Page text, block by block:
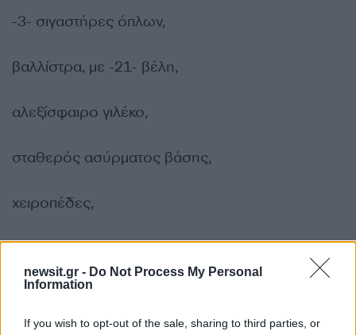
newsit.gr - Do Not Process My Personal
Information
If you wish to opt-out of the sale, sharing to third parties, or
-3- σιγαστήρες όπλων,
βαλλίστρα, με -21- βέλη,
αλεξίσφαιρο γιλέκο,
σταθερός ασύρματος βάσης,
χειροπέδες,
σπαθί και τρία -3- σουγιάδες,
αεροβόλο τυφέκιο και αεροβόλο περίστροφο